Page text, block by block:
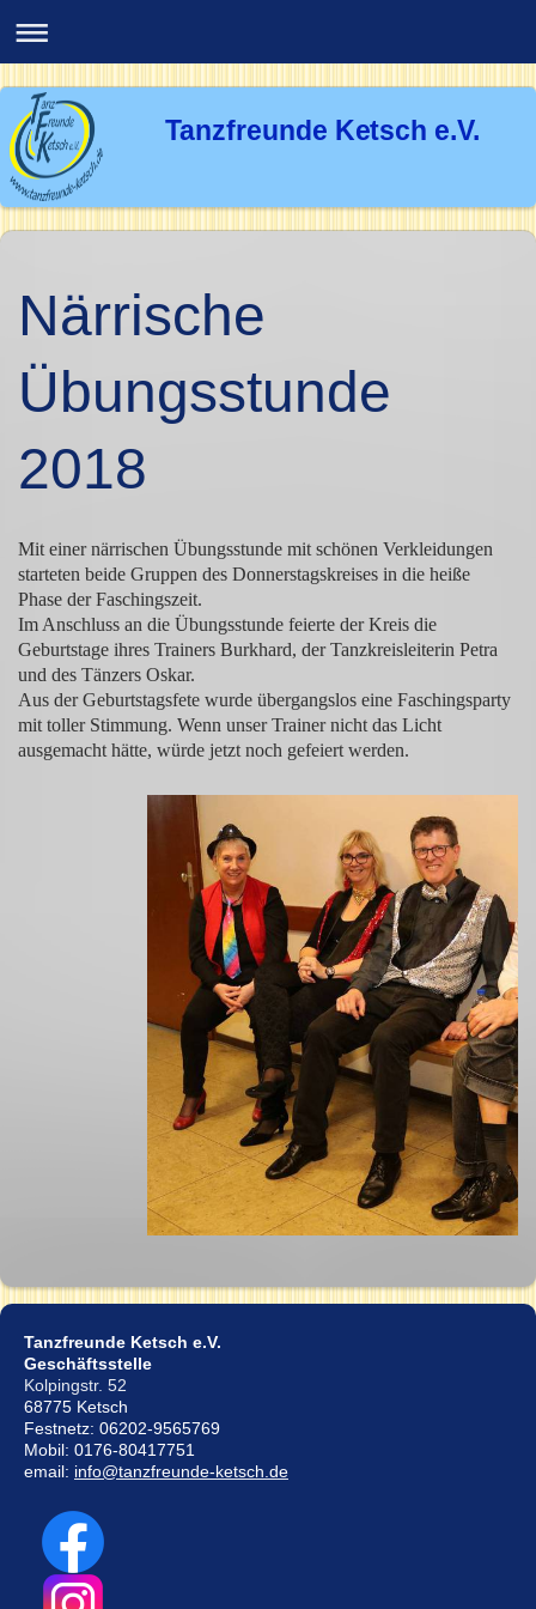
Tanzfreunde Ketsch e.V.
Närrische
Übungsstunde
2018
Mit einer närrischen Übungsstunde mit schönen Verkleidungen
starteten beide Gruppen des Donnerstagskreises in die heiße
Phase der Faschingszeit.
Im Anschluss an die Übungsstunde feierte der Kreis die
Geburtstage ihres Trainers Burkhard, der Tanzkreisleiterin Petra
und des Tänzers Oskar.
Aus der Geburtstagsfete wurde übergangslos eine Faschingsparty
mit toller Stimmung. Wenn unser Trainer nicht das Licht
ausgemacht hätte, würde jetzt noch gefeiert werden.
Tanzfreunde Ketsch e.V.
Geschäftsstelle
Kolpingstr. 52
68775 Ketsch
Festnetz: 06202-9565769
Mobil: 0176-80417751
email: info@tanzfreunde-ketsch.de